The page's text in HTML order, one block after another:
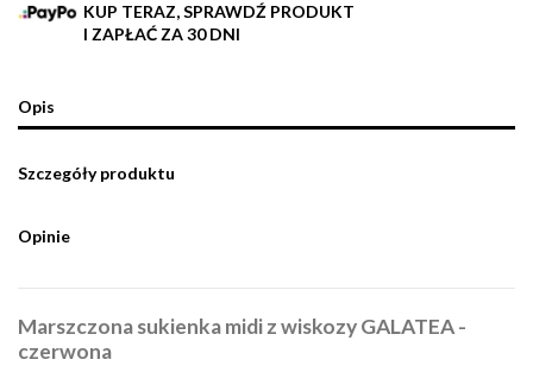
KUP TERAZ, SPRAWDŹ PRODUKT
I ZAPŁAĆ ZA 30 DNI
Opis
Szczegóły produktu
Opinie
Marszczona sukienka midi z wiskozy GALATEA -
czerwona